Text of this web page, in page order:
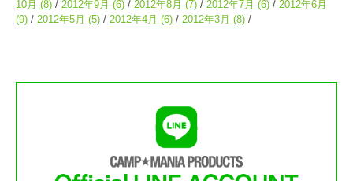
10月 (8) 2012年9月 (6) 2012年8月 (7) 2012年7月 (6)
2012年6月
(9)
2012年5月 (5) 2012年4月 (6) 2012年3月 (8)